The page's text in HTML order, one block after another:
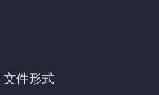
文件形式